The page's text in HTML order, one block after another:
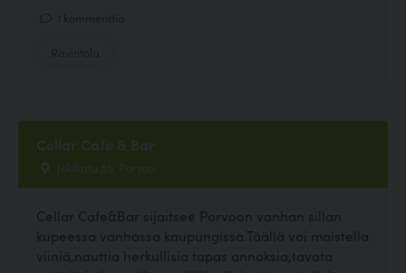
Cellar Cafe & Bar
Jokikatu 55, Porvoo
Cellar Cafe&Bar sijaitsee Porvoon vanhan sillan
kupeessa vanhassa kaupungissa.Täällä voi maistella
viiniä,nauttia herkullisia tapas annoksia,tavata